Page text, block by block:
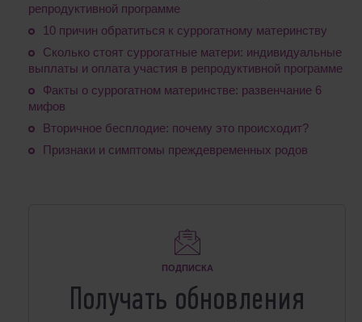
репродуктивной программе
10 причин обратиться к суррогатному материнству
Сколько стоят суррогатные матери: индивидуальные
выплаты и оплата участия в репродуктивной программе
Факты о суррогатном материнстве: развенчание 6
мифов
Вторичное бесплодие: почему это происходит?
Признаки и симптомы преждевременных родов
ПОДПИСКА
Получать обновления